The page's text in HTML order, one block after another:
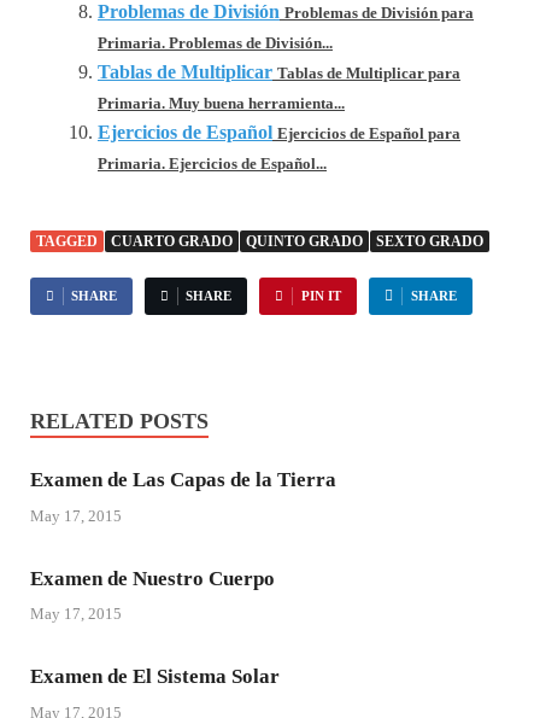
Problemas de División Problemas de División para
Primaria. Problemas de División...
Tablas de Multiplicar Tablas de Multiplicar para
Primaria. Muy buena herramienta...
Ejercicios de Español Ejercicios de Español para
Primaria. Ejercicios de Español...
TAGGED CUARTO GRADO QUINTO GRADO SEXTO GRADO
SHARE SHARE PIN IT SHARE
RELATED POSTS
Examen de Las Capas de la Tierra
May 17, 2015
Examen de Nuestro Cuerpo
May 17, 2015
Examen de El Sistema Solar
May 17, 2015